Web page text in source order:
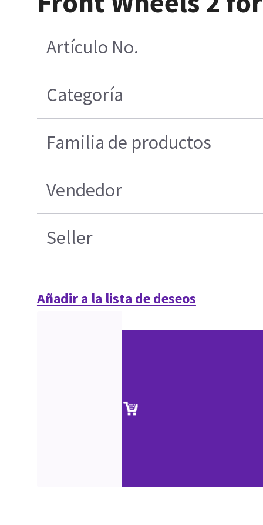
Artículo No.
Categoría
Familia de productos
Vendedor
Seller
Añadir a la lista de deseos